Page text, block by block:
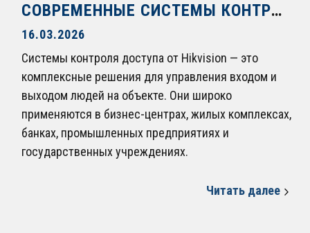
СОВРЕМЕННЫЕ СИСТЕМЫ КОНТРОЛЯ ДОСТУПА HIKVISION
16.03.2026
Системы контроля доступа от Hikvision — это
комплексные решения для управления входом и
выходом людей на объекте. Они широко
применяются в бизнес-центрах, жилых комплексах,
банках, промышленных предприятиях и
государственных учреждениях.
Читать далее